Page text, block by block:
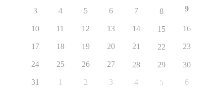
3 4 5 6 7 8 9
10 11 12 13 14 15 16
17 18 19 20 21 22 23
24 25 26 27 28 29 30
31 1 2 3 4 5 6